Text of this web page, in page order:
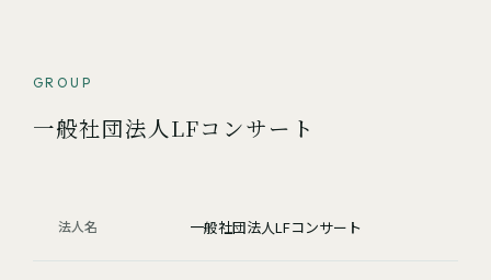
GROUP
一般社団法人LFコンサート
法人名 一般社団法人LFコンサート